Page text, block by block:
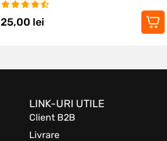
25,00 lei
LINK-URI UTILE
Client B2B
Livrare